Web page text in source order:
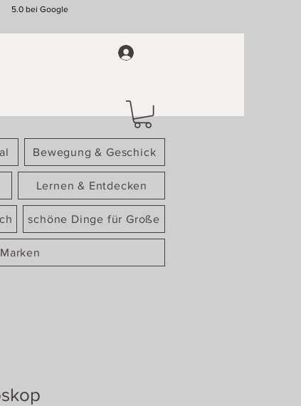
5.0 bei Google
Bewegung & Geschick
Lernen & Entdecken
schöne Dinge für Große